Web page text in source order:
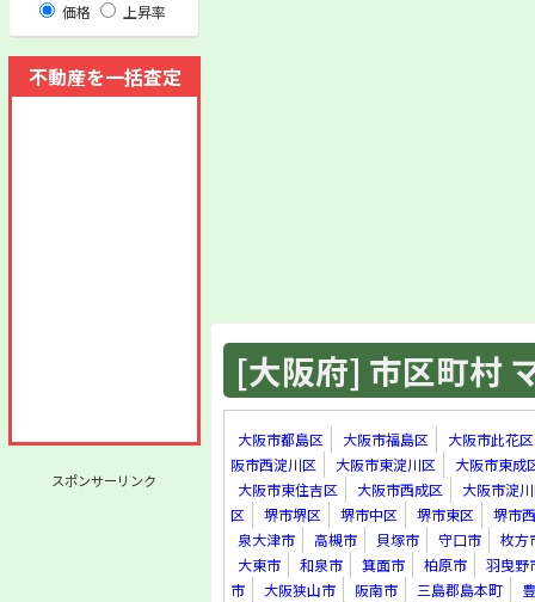
価格 上昇率
不動産を一括査定
スポンサーリンク
[大阪府] 市区町村
大阪市都島区 大阪市福島区
大阪市此花区
阪市西淀川区
大阪市東淀川区
大阪市東成
大阪市東住吉区
大阪市西成区
大阪市淀
区
堺市堺区 堺市中区 堺市東区
堺市
泉大津市
高槻市 貝塚市 守口市
枚方
大東市
和泉市 箕面市 柏原市
羽曳野
市
大阪狭山市 阪南市 三島郡島本町